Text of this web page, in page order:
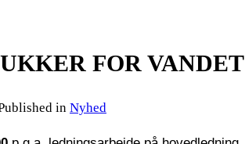
FOR VANDET
in Nyhed